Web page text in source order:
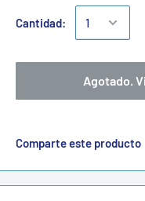
Cantidad:
Agotado.
Comparte este producto